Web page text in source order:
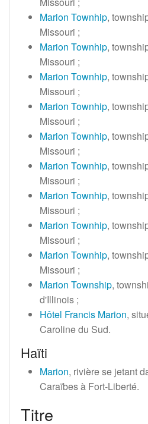
Marion Townhip,
Missouri ;
Marion Townhip,
Missouri ;
Marion Townhip,
Missouri ;
Marion Townhip,
Missouri ;
Marion Townhip,
Missouri ;
Marion Townhip,
Missouri ;
Marion Townhip,
Missouri ;
Marion Townhip,
Missouri ;
Marion Townhip,
Missouri ;
Marion Township,
d'Illinois ;
Hôtel Francis Marion,
Caroline du Sud.
Haïti
Marion, rivière se jetant
Caraïbes à Fort-Liberté.
Titre